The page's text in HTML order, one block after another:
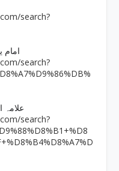
search?
��
search?
��
search?